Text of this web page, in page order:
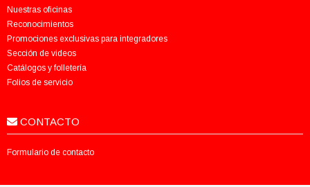
Nuestras oficinas
Reconocimientos
Promociones exclusivas para integradores
Sección de videos
Catálogos y folletería
Folios de servicio
CONTACTO
Formulario de contacto